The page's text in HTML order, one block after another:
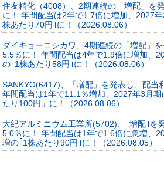
住友精化（4008）、2期連続の「増配」を
に！ 年間配当は2年で1.7倍に増加、2027
株あたり70円｣に！（2026.08.06）
ダイキョーニシカワ、4期連続の「増配」
5.5％に！ 年間配当は4年で1.9倍に増加、
の｢1株あたり58円｣に！（2026.08.06）
SANKYO(6417)、「増配」を発表し、配当
年間配当は1年で11.1％増加、2027年3月
たり100円」に！（2026.08.06）
大紀アルミニウム工業所(5702)、｢増配｣を
5.0％に！ 年間配当は1年で1.6倍に急増、
増の｢1株あたり90円｣に！（2026.08.05）